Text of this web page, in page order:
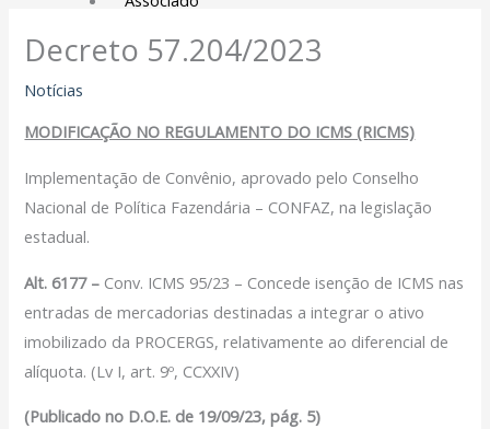
Porque ser um Associado
Dissídios e Convenções de Trabalho
Assessoria Juridica
Convênios
Vagas/Oportunidades
Cursos
Links
Decreto 57.204/2023
Notícias
MODIFICAÇÃO NO REGULAMENTO DO ICMS (RICMS)
Implementação de Convênio, aprovado pelo Conselho
Nacional de Política Fazendária – CONFAZ, na legislação
estadual.
Alt. 6177 – Conv. ICMS 95/23 – Concede isenção de ICMS nas
entradas de mercadorias destinadas a integrar o ativo
imobilizado da PROCERGS, relativamente ao diferencial de
alíquota. (Lv I, art. 9º, CCXXIV)
(Publicado no D.O.E. de 19/09/23, pág. 5)